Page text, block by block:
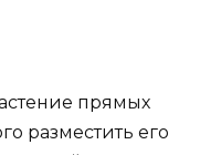
прямых
разместить его